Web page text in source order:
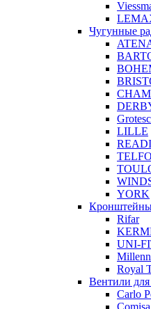
Чугунные
LILLE
YORK
Кронштейны
Rifar
UNI-
Royal
Вентили для
Carlo
Comisa